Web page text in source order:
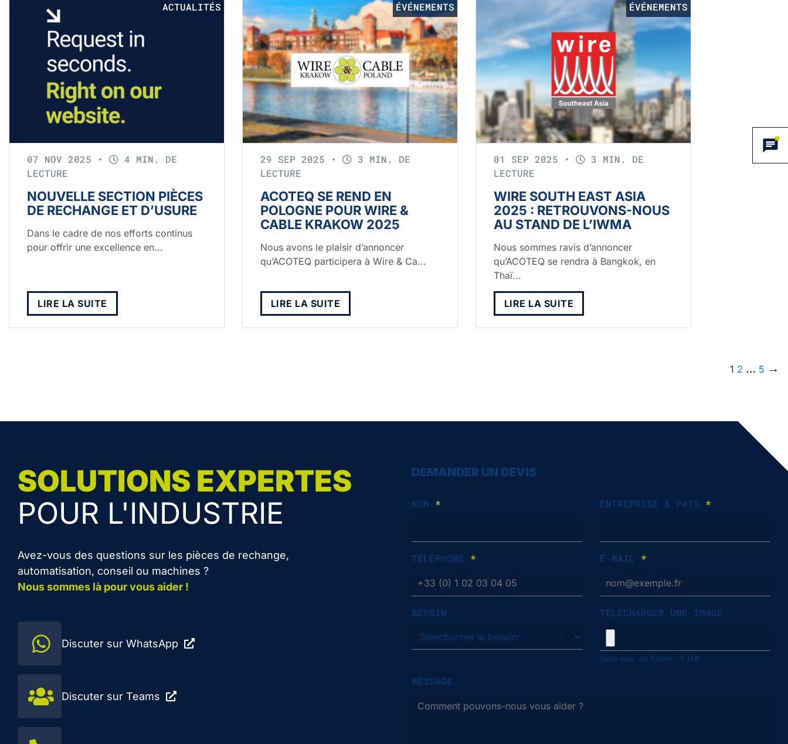
ACTUALITÉS
07 NOV 2025 •
4 MIN. DE
LECTURE
NOUVELLE SECTION PIÈCES
DE RECHANGE ET D’USURE
Dans le cadre de nos efforts continus
pour offrir une excellence en...
LIRE LA SUITE
ÉVÉNEMENTS
29 SEP 2025 •
3 MIN. DE
LECTURE
ACOTEQ SE REND EN
POLOGNE POUR WIRE &
CABLE KRAKOW 2025
Nous avons le plaisir d’annoncer
qu’ACOTEQ participera à Wire & Ca...
LIRE LA SUITE
ÉVÉNEMENTS
01 SEP 2025 •
3 MIN. DE
LECTURE
WIRE SOUTH EAST ASIA
2025 : RETROUVONS-NOUS
AU STAND DE L’IWMA
Nous sommes ravis d’annoncer
qu’ACOTEQ se rendra à Bangkok, en
Thaï...
LIRE LA SUITE
1 2 … 5 →
SOLUTIONS EXPERTES
POUR L'INDUSTRIE
Avez-vous des questions sur les pièces de rechange,
automatisation, conseil ou machines ?
Nous sommes là pour vous aider !
Discuter sur WhatsApp
Discuter sur Teams
DEMANDER UN DEVIS
NOM * ENTREPRISE & PAYS *
TÉLÉPHONE * E-MAIL *
BESOIN TÉLÉCHARGER UNE IMAGE
Taille max. du fichier : 5 MB
MESSAGE